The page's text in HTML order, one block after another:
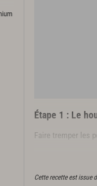
Étape 1 : Le
Faire tremper les
Cette recette est issue